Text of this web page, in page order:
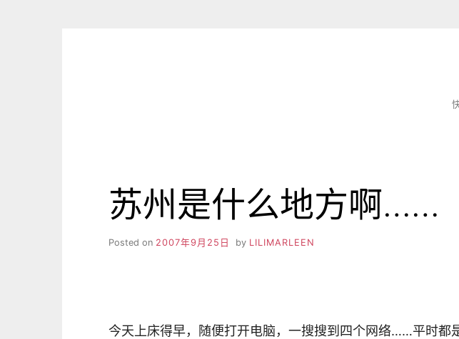
苏州是什么地方啊……
Posted on 2007年9月25日 by LILIMARLEEN
今天上床得早，随便打开电脑，一搜搜到四个网络……平时都